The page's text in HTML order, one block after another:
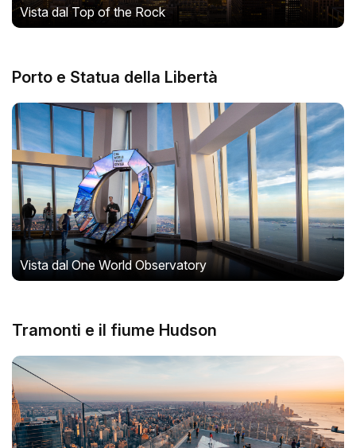
Vista dal Top of the Rock
Porto e Statua della Libertà
Vista dal One World Observatory
Tramonti e il fiume Hudson